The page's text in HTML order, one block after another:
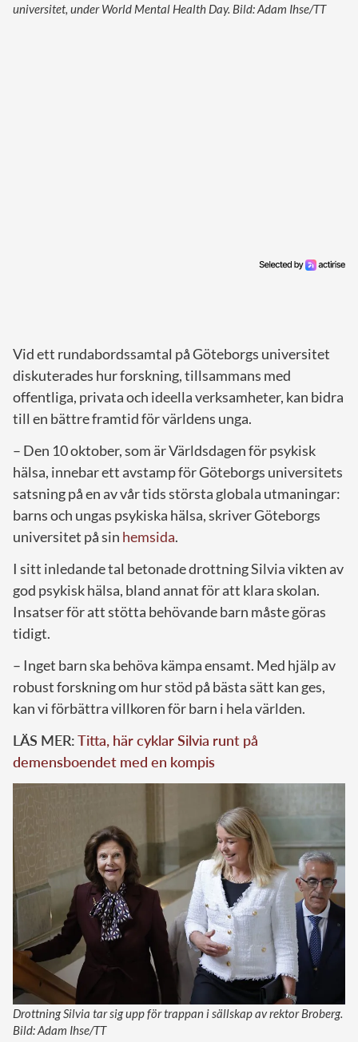
universitet, under World Mental Health Day. Bild: Adam Ihse/TT
Vid ett rundabordssamtal på Göteborgs universitet
diskuterades hur forskning, tillsammans med
offentliga, privata och ideella verksamheter, kan bidra
till en bättre framtid för världens unga.
– Den 10 oktober, som är Världsdagen för psykisk
hälsa, innebar ett avstamp för Göteborgs universitets
satsning på en av vår tids största globala utmaningar:
barns och ungas psykiska hälsa, skriver Göteborgs
universitet på sin hemsida.
I sitt inledande tal betonade drottning Silvia vikten av
god psykisk hälsa, bland annat för att klara skolan.
Insatser för att stötta behövande barn måste göras
tidigt.
– Inget barn ska behöva kämpa ensamt. Med hjälp av
robust forskning om hur stöd på bästa sätt kan ges,
kan vi förbättra villkoren för barn i hela världen.
LÄS MER:Titta, här cyklar Silvia runt på
demensboendet med en kompis
Drottning Silvia tar sig upp för trappan i sällskap av rektor Broberg.
Bild: Adam Ihse/TT